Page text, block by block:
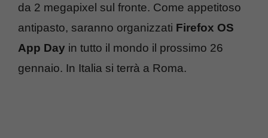
da 2 megapixel sul fronte. Come appetitoso
antipasto, saranno organizzati Firefox OS
App Day in tutto il mondo il prossimo 26
gennaio. In Italia si terrà a Roma.